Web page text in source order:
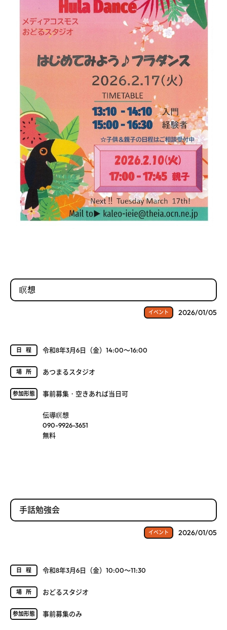
瞑想
イベント 2026/01/05
日程 令和8年3月6日（金）14:00～16:00
場所 あつまるスタジオ
参加形態 事前募集・空きあれば当日可
伝導瞑想
090-9926-3651
無料
手話勉強会
イベント 2026/01/05
日程 令和8年3月6日（金）10:00～11:30
場所 おどるスタジオ
参加形態 事前募集のみ